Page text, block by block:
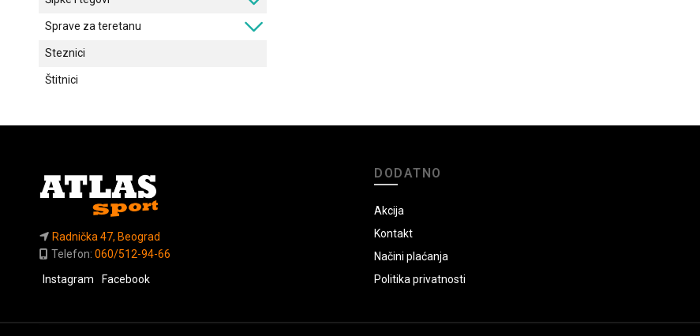
Sprave za teretanu
Steznici
Štitnici
Radnička 47, Beograd
Telefon: 060/512-94-66
Instagram
Facebook
DODATNO
Akcija
Kontakt
Načini plaćanja
Politika privatnosti